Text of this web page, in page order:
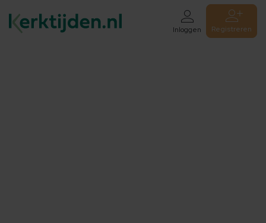
Inloggen Registreren